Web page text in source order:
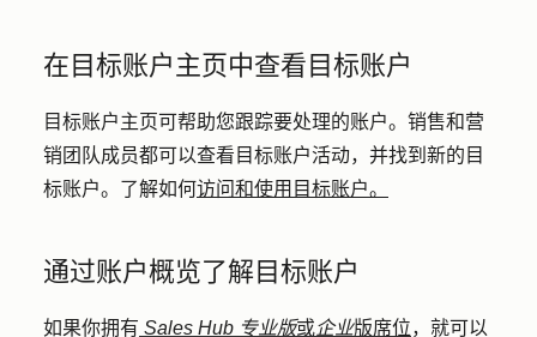
在目标账户主页中查看目标账户
目标账户主页可帮助您跟踪要处理的账户。销售和营
销团队成员都可以查看目标账户活动，并找到新的目
标账户。了解如何访问和使用目标账户。
通过账户概览了解目标账户
如果你拥有 Sales Hub 专业版或企业版席位，就可以